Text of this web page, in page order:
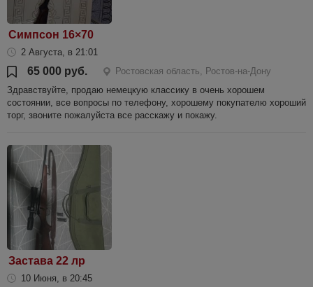
Симпсон 16×70
2 Августа, в 21:01
65 000 руб.
Ростовская область, Ростов-на-Дону
Здравствуйте, продаю немецкую классику в очень хорошем
состоянии, все вопросы по телефону, хорошему покупателю хороший
торг, звоните пожалуйста все расскажу и покажу.
Застава 22 лр
10 Июня, в 20:45